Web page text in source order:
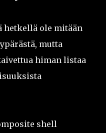
ole mitään
mutta
himan listaa
shell